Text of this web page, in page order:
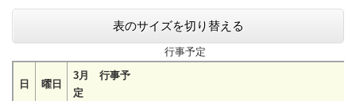
表のサイズを切り替える
行事予定
日 曜日
3月 行事予